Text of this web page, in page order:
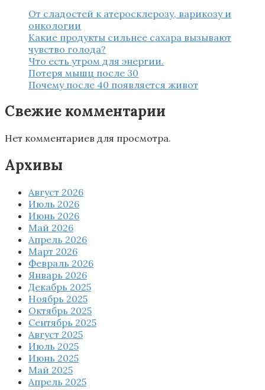
От сладостей к атеросклерозу, варикозу и
онкологии
Какие продукты сильнее сахара вызывают
чувство голода?
Что есть утром для энергии.
Потеря мышц после 30
Почему после 40 появляется живот
Свежие комментарии
Нет комментариев для просмотра.
Архивы
Август 2026
Июль 2026
Июнь 2026
Май 2026
Апрель 2026
Март 2026
Февраль 2026
Январь 2026
Декабрь 2025
Ноябрь 2025
Октябрь 2025
Сентябрь 2025
Август 2025
Июль 2025
Июнь 2025
Май 2025
Апрель 2025